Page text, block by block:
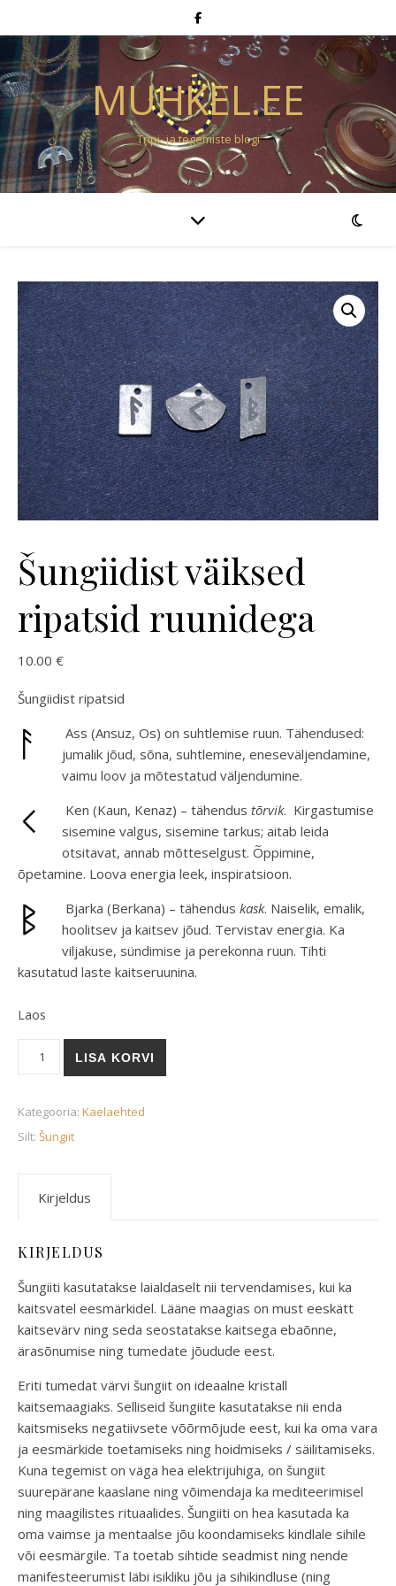
MUHKEL.EE
Tripi- ja tegemiste blogi
Šungiidist väiksed
ripatsid ruunidega
10.00 €
Šungiidist ripatsid
Ass (Ansuz, Os) on suhtlemise ruun. Tähendused:
jumalik jõud, sõna, suhtlemine, eneseväljendamine,
vaimu loov ja mõtestatud väljendumine.
Ken (Kaun, Kenaz) – tähendus tõrvik. Kirgastumise
sisemine valgus, sisemine tarkus; aitab leida
otsitavat, annab mõtteselgust. Õppimine,
õpetamine. Loova energia leek, inspiratsioon.
Bjarka (Berkana) – tähendus kask. Naiselik, emalik,
hoolitsev ja kaitsev jõud. Tervistav energia. Ka
viljakuse, sündimise ja perekonna ruun. Tihti
kasutatud laste kaitseruunina.
Laos
Šungiidist väiksed ripatsid ruunidega kogus
LISA KORVI
Kategooria: Kaelaehted
Silt: Šungiit
Kirjeldus
KIRJELDUS
Šungiiti kasutatakse laialdaselt nii tervendamises, kui ka
kaitsvatel eesmärkidel. Lääne maagias on must eeskätt
kaitsevärv ning seda seostatakse kaitsega ebaõnne,
ärasõnumise ning tumedate jõudude eest.
Eriti tumedat värvi šungiit on ideaalne kristall
kaitsemaagiaks. Selliseid šungiite kasutatakse nii enda
kaitsmiseks negatiivsete võõrmõjude eest, kui ka oma vara
ja eesmärkide toetamiseks ning hoidmiseks / säilitamiseks.
Kuna tegemist on väga hea elektrijuhiga, on šungiit
suurepärane kaaslane ning võimendaja ka mediteerimisel
ning maagilistes rituaalides. Šungiiti on hea kasutada ka
oma vaimse ja mentaalse jõu koondamiseks kindlale sihile
või eesmärgile. Ta toetab sihtide seadmist ning nende
manifesteerumist läbi isikliku jõu ja sihikindluse (ning